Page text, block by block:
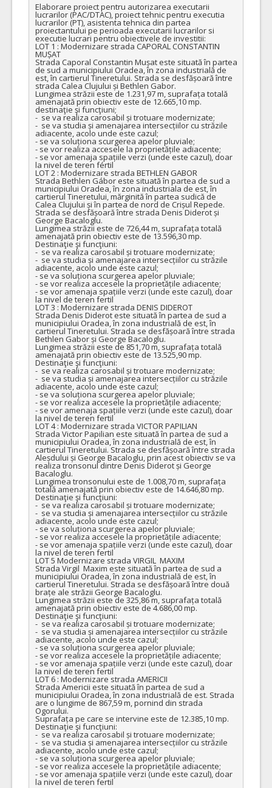
Elaborare proiect pentru autorizarea executarii
lucrarilor (PAC/DTAC), proiect tehnic pentru executia
lucrarilor (PT), asistenta tehnica din partea
proiectantului pe perioada executarii lucrarilor si
executie lucrari pentru obiectivele de investitii:
LOT 1 : Modernizare strada CAPORAL CONSTANTIN
MUȘAT
Strada Caporal Constantin Mușat este situată în partea
de sud a municipiului Oradea, în zona industrială de
est, în cartierul Tineretului. Strada se desfășoară între
strada Calea Clujului și Bethlen Gabor.
Lungimea străzii este de 1.231,97 m, suprafața totală
amenajată prin obiectiv este de 12.665,10 mp.
destinaţie şi funcţiuni;
-  se va realiza carosabil și trotuare modernizate;
-  se va studia și amenajarea intersecțiilor cu străzile
adiacente, acolo unde este cazul;
- se va soluționa scurgerea apelor pluviale;
- se vor realiza accesele la proprietățile adiacente;
- se vor amenaja spațiile verzi (unde este cazul), doar
la nivel de teren fértil
LOT 2 : Modernizare strada BETHLEN GABOR
Strada Bethlen Gábor este situată în partea de sud a
municipiului Oradea, în zona industriala de est, în
cartierul Tineretului, mărginită în partea sudică de
Calea Clujului și în partea de nord de Crișul Repede.
Strada se desfășoară între strada Denis Diderot și
George Bacaloglu.
Lungimea străzii este de 726,44 m, suprafața totală
amenajată prin obiectiv este de 13.596,30 mp.
Destinaţie şi funcţiuni:
-  se va realiza carosabil și trotuare modernizate;
-  se va studia și amenajarea intersecțiilor cu străzile
adiacente, acolo unde este cazul;
- se va soluționa scurgerea apelor pluviale;
- se vor realiza accesele la proprietățile adiacente;
- se vor amenaja spațiile verzi (unde este cazul), doar
la nivel de teren fertil
LOT 3 : Modernizare strada DENIS DIDEROT
Strada Denis Diderot este situată în partea de sud a
municipiului Oradea, în zona industrială de est, în
cartierul Tineretului. Strada se desfășoară între strada
Bethlen Gabor și George Bacaloglu.
Lungimea străzii este de 851,70 m, suprafața totală
amenajată prin obiectiv este de 13.525,90 mp.
Destinaţie şi funcţiuni:
-  se va realiza carosabil și trotuare modernizate;
-  se va studia și amenajarea intersecțiilor cu străzile
adiacente, acolo unde este cazul;
- se va soluționa scurgerea apelor pluviale;
- se vor realiza accesele la proprietățile adiacente;
- se vor amenaja spațiile verzi (unde este cazul), doar
la nivel de teren fertil
LOT 4 : Modernizare strada VICTOR PAPILIAN
Strada Victor Papilian este situată în partea de sud a
municipiului Oradea, în zona industrială de est, în
cartierul Tineretului. Strada se desfășoară între strada
Aleșdului și George Bacaloglu, prin acest obiectiv se va
realiza tronsonul dintre Denis Diderot și George
Bacaloglu.
Lungimea tronsonului este de 1.008,70 m, suprafața
totală amenajată prin obiectiv este de 14.646,80 mp.
Destinaţie şi funcţiuni:
-  se va realiza carosabil și trotuare modernizate;
-  se va studia și amenajarea intersecțiilor cu străzile
adiacente, acolo unde este cazul;
- se va soluționa scurgerea apelor pluviale;
- se vor realiza accesele la proprietățile adiacente;
- se vor amenaja spațiile verzi (unde este cazul), doar
la nivel de teren fertil
LOT 5 Modernizare strada VIRGIL  MAXIM
Strada Virgil  Maxim este situată în partea de sud a
municipiului Oradea, în zona industrială de est, în
cartierul Tineretului. Strada se desfășoară între două
brațe ale străzii George Bacaloglu.
Lungimea străzii este de 325,86 m, suprafața totală
amenajată prin obiectiv este de 4.686,00 mp.
Destinaţie şi funcţiuni:
-  se va realiza carosabil și trotuare modernizate;
-  se va studia și amenajarea intersecțiilor cu străzile
adiacente, acolo unde este cazul;
- se va soluționa scurgerea apelor pluviale;
- se vor realiza accesele la proprietățile adiacente;
- se vor amenaja spațiile verzi (unde este cazul), doar
la nivel de teren fertil
LOT 6 : Modernizare strada AMERICII
Strada Americii este situată în partea de sud a
municipiului Oradea, în zona industrială de est. Strada
are o lungime de 867,59 m, pornind din strada
Ogorului.
Suprafața pe care se intervine este de 12.385,10 mp.
Destinaţie şi funcţiuni:
-  se va realiza carosabil și trotuare modernizate;
-  se va studia și amenajarea intersecțiilor cu străzile
adiacente, acolo unde este cazul;
- se va soluționa scurgerea apelor pluviale;
- se vor realiza accesele la proprietățile adiacente;
- se vor amenaja spațiile verzi (unde este cazul), doar
la nivel de teren fertil